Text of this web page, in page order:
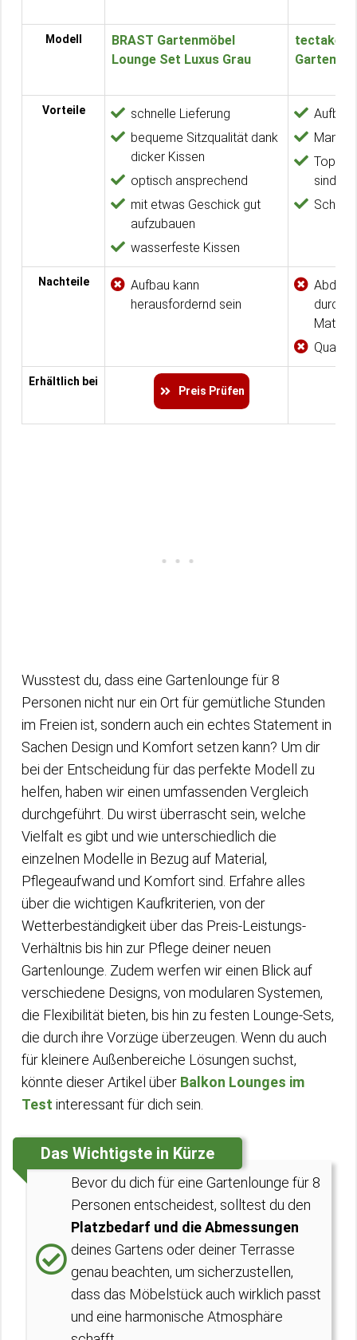
Modell
BRAST Gartenmöbel
Lounge Set Luxus Grau
tectake
Vorteile
schnelle Lieferung
bequeme Sitzqualität dank
dicker Kissen
optisch ansprechend
mit etwas Geschick gut
aufzubauen
wasserfeste Kissen
Aufbau
Man
Top
sind
Nachteile
Aufbau kann
herausfordernd sein
durch
Erhältlich bei
Preis Prüfen
Wusstest du, dass eine Gartenlounge für 8
Personen nicht nur ein Ort für gemütliche Stunden
im Freien ist, sondern auch ein echtes Statement in
Sachen Design und Komfort setzen kann? Um dir
bei der Entscheidung für das perfekte Modell zu
helfen, haben wir einen umfassenden Vergleich
durchgeführt. Du wirst überrascht sein, welche
Vielfalt es gibt und wie unterschiedlich die
einzelnen Modelle in Bezug auf Material,
Pflegeaufwand und Komfort sind. Erfahre alles
über die wichtigen Kaufkriterien, von der
Wetterbeständigkeit über das Preis-Leistungs-
Verhältnis bis hin zur Pflege deiner neuen
Gartenlounge. Zudem werfen wir einen Blick auf
verschiedene Designs, von modularen Systemen,
die Flexibilität bieten, bis hin zu festen Lounge-Sets,
die durch ihre Vorzüge überzeugen. Wenn du auch
für kleinere Außenbereiche Lösungen suchst,
könnte dieser Artikel über Balkon Lounges im
Test interessant für dich sein.
Das Wichtigste in Kürze
Bevor du dich für eine Gartenlounge für 8
Personen entscheidest, solltest du den
Platzbedarf und die Abmessungen
deines Gartens oder deiner Terrasse
genau beachten, um sicherzustellen,
dass das Möbelstück auch wirklich passt
und eine harmonische Atmosphäre